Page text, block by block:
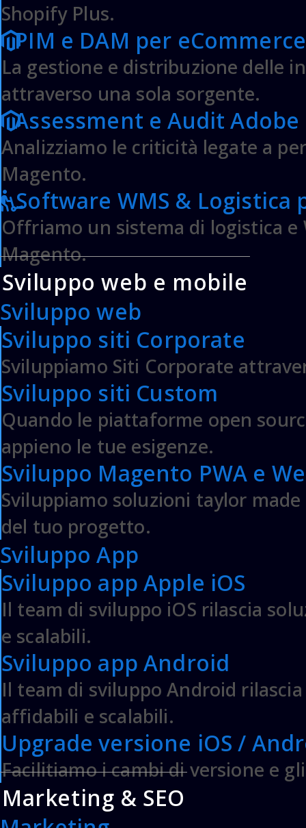
Shopify Plus.
PIM e DAM per
La gestione e distribuzione delle
attraverso una sola sorgente.
Assessment e Audit Adobe
Analizziamo le criticità legate a
Magento.
Software WMS & Logistica
Offriamo un sistema di logistica
Magento.
Sviluppo web e mobile
Sviluppo web
Sviluppo siti Corporate
Sviluppiamo Siti Corporate
Sviluppo siti Custom
Quando le piattaforme open
appieno le tue esigenze.
Sviluppo Magento PWA e
Sviluppiamo soluzioni taylor
del tuo progetto.
Sviluppo App
Sviluppo app Apple iOS
Il team di sviluppo iOS rilascia
e scalabili.
Sviluppo app Android
Il team di sviluppo Android
affidabili e scalabili.
Upgrade versione iOS /
Facilitiamo i cambi di versione e
Marketing & SEO
Sviluppo siti Corporate
Sviluppo siti Custom
Sviluppo Magento PWA e Web application
Sviluppo app Apple iOS
Sviluppo app Android
MARKETING & SEO
Conversion optimization (CRO)
User eXperience Design
Marketing Automation
Search Experience Optimization (SEO)
Data Analysis
ACADEMY
Masterclass Developer
Masterclass eCommerce
Masterclass Logistica
Mentor Private eCommerce
Lavora con noi
ECOMMERCE
Sviluppo siti eCommerce Magento
Assistenza e Manutenzione Magento
Realizzazione eCommerce Shopify Plus
Assistenza e Manutenzione Shopify Plus
Server Adobe Commerce Magento
ECOMMERCE ENTERPRISE
Integrazione tra gestionale ERP e Magento
PIM e DAM per eCommerce Magento
Adobe Commerce Magento B2B
Assessment e Audit Adobe Commerce
Software WMS & Logistica per eCommerce
ABOUT US
Web Agency
Il Team
Mission & Vision
Termini e Condizioni
Informativa Privacy & Cookie